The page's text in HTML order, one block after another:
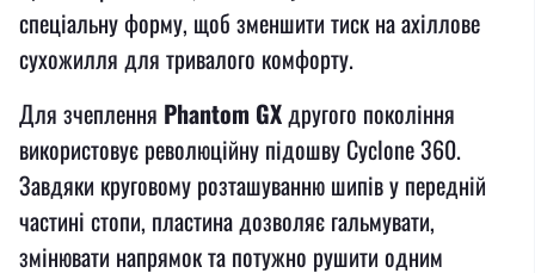
спеціальну форму, щоб зменшити тиск на ахіллове
сухожилля для тривалого комфорту.
Для зчеплення Phantom GXдругого покоління
використовує революційну підошву Cyclone 360.
Завдяки круговому розташуванню шипів у передній
частині стопи, пластина дозволяє гальмувати,
змінювати напрямок та потужно рушити одним